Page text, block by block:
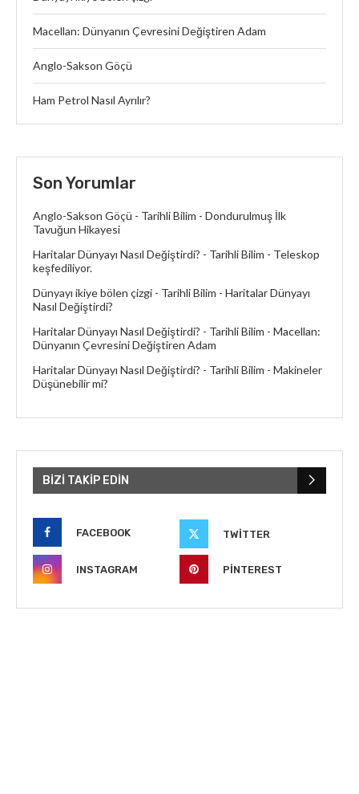
Macellan: Dünyanın Çevresini Değiştiren Adam
Anglo-Sakson Göçü
Ham Petrol Nasıl Ayrılır?
Son Yorumlar
Anglo-Sakson Göçü - Tarihli Bilim - Dondurulmuş İlk
Tavuğun Hikayesi
Haritalar Dünyayı Nasıl Değiştirdi? - Tarihli Bilim - Teleskop
keşfediliyor.
Dünyayı ikiye bölen çizgi - Tarihli Bilim - Haritalar Dünyayı
Nasıl Değiştirdi?
Haritalar Dünyayı Nasıl Değiştirdi? - Tarihli Bilim - Macellan:
Dünyanın Çevresini Değiştiren Adam
Haritalar Dünyayı Nasıl Değiştirdi? - Tarihli Bilim - Makineler
Düşünebilir mi?
BIZI TAKIP EDIN
FACEBOOK TWITTER
INSTAGRAM PINTEREST